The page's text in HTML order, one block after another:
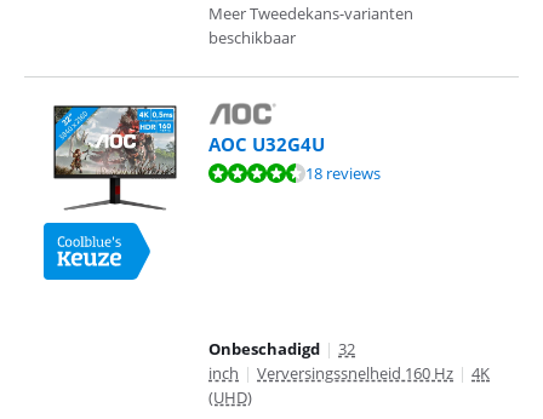
Meer Tweedekans-varianten
beschikbaar
AOC U32G4U
Beoordeling is 9,2 van de 10, gebaseerd op 18 reviews.
18 reviews
Onbeschadigd | 32
inch | Verversingssnelheid 160 Hz | 4K
(UHD)